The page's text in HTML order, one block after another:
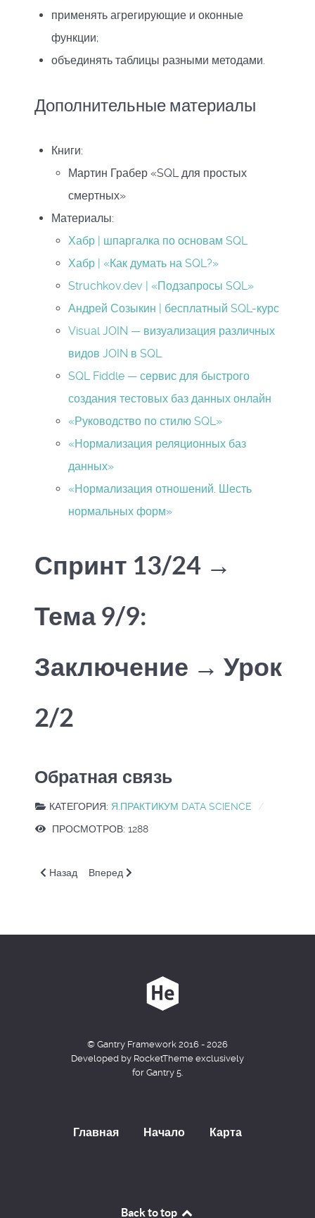
применять агрегирующие и оконные
функции;
объединять таблицы разными методами.
Дополнительные материалы
Книги:
Мартин Грабер «SQL для простых
смертных»
Материалы:
Хабр | шпаргалка по основам SQL
Хабр | «Как думать на SQL?»
Struchkov.dev | «Подзапросы SQL»
Андрей Созыкин | бесплатный SQL-курс
Visual JOIN — визуализация различных
видов JOIN в SQL
SQL Fiddle — сервис для быстрого
создания тестовых баз данных онлайн
«Руководство по стилю SQL»
«Нормализация реляционных баз
данных»
«Нормализация отношений. Шесть
нормальных форм»
Спринт 13/24 →
Тема 9/9:
Заключение → Урок
2/2
Обратная связь
КАТЕГОРИЯ: Я.ПРАКТИКУМ DATA SCIENCE
ПРОСМОТРОВ: 1288
Предыдущий: B_SQL.Базовый SQL
Назад Следующий: B_SQL.Спринт 13/24.Тема 8/9:
Вперед
© Gantry Framework 2016 - 2026
Developed by RocketTheme exclusively
for Gantry 5.
Главная Начало Карта
Back to top